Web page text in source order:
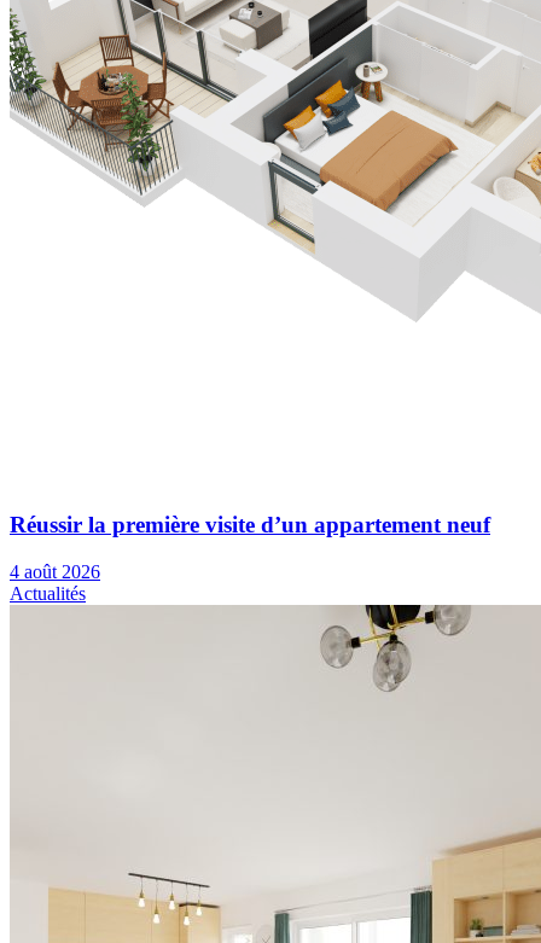
Réussir la première visite d’un appartement neuf
4 août 2026
Actualités